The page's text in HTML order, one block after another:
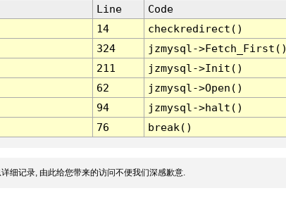
Line
Code
14
checkredirect()
324
jzmysql-
211
jzmysql->Init()
62
jzmysql->Open()
94
jzmysql->halt()
76 break()
细记录, 由此给您带来的访问不便我们深感歉意.